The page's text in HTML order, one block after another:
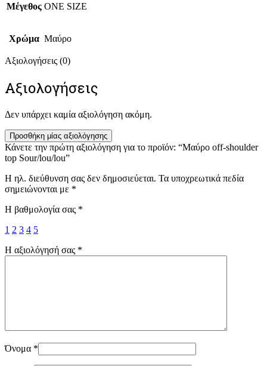
Μέγεθος ONE SIZE
Χρώμα Μαύρο
Αξιολογήσεις (0)
Αξιολογήσεις
Δεν υπάρχει καμία αξιολόγηση ακόμη.
Προσθήκη μίας αξιολόγησης
Κάνετε την πρώτη αξιολόγηση για το προϊόν: “Μαύρο off-shoulder
top Sour/lou/lou”
Η ηλ. διεύθυνση σας δεν δημοσιεύεται. Τα υποχρεωτικά πεδία
σημειώνονται με *
Η βαθμολογία σας *
1 2 3 4 5
Η αξιολόγησή σας *
Όνομα *